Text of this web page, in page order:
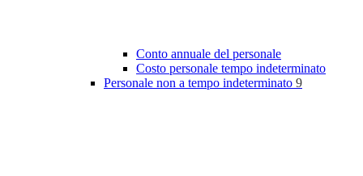
Conto annuale del personale
Costo personale tempo indeterminato
Personale non a tempo indeterminato 9